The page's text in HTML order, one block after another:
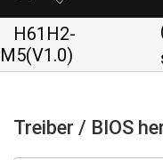
H61H2-
M5(V1.0)
Treiber / BIOS